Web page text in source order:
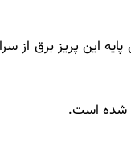
این پریز برق از
شده است.